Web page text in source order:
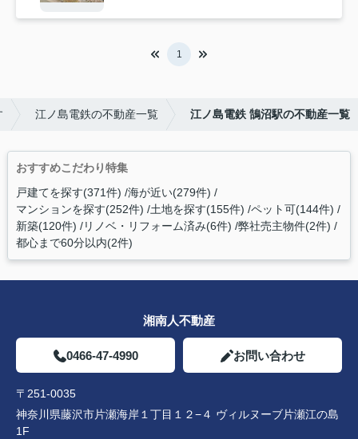
1
江ノ島電鉄の不動産一覧 江ノ島電鉄 鵠沼駅の不動産一覧
おすすめこだわり特集
戸建てを探す(371件) 海が近い(279件)
マンションを探す(252件) 土地を探す(155件) ペット可(144件)
新築(120件) リノベ・リフォーム済み(6件) 弊社売主物件(2件)
都心まで60分以内(2件)
湘南人不動産
0466-47-4990 お問い合わせ
〒251-0035
神奈川県藤沢市片瀬海岸１丁目１２−４ ヴィルヌーブ片瀬江の島
1F